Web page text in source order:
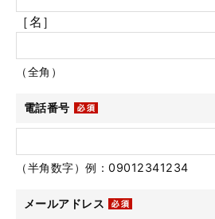
［名］
（全角）
電話番号
（半角数字）例：09012341234
メールアドレス